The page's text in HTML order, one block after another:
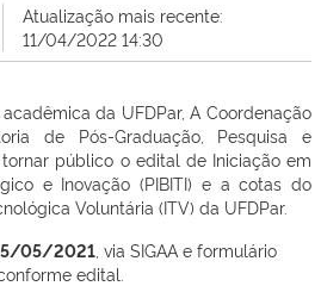
Atualização mais recente:
11/04/2022 14:30
da UFDPar, A Coordenação
de Pós-Graduação, Pesquisa e
tornar público o edital de Iniciação em
e Inovação (PIBITI) e a cotas do
Voluntária (ITV) da UFDPar.
05/2021 , via SIGAA e formulário
edital.